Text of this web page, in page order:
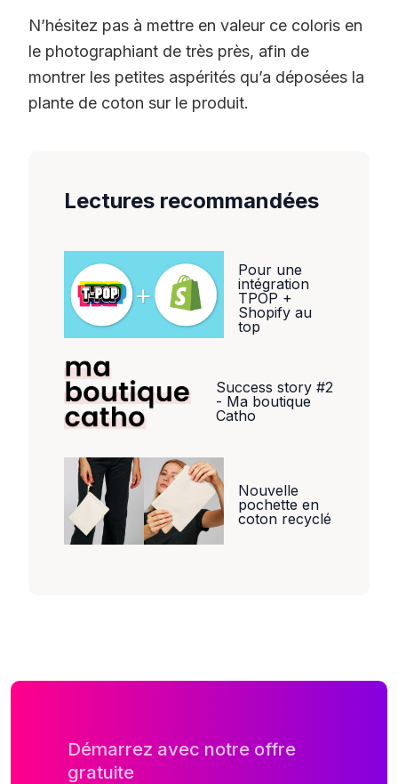
N’hésitez pas à mettre en valeur ce coloris en
le photographiant de très près, afin de
montrer les petites aspérités qu’a déposées la
plante de coton sur le produit.
Lectures recommandées
Pour une
intégration
TPOP +
Shopify au
top
Success story #2
- Ma boutique
Catho
Nouvelle
pochette en
coton recyclé
Démarrez avec notre offre
gratuite